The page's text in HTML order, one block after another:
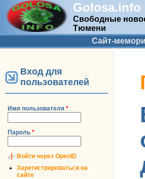
Golosa.info
Свободные
Тюмени
Дополнительное меню
Сайт-
Вход для
пользователей
Имя пользователя *
Пароль *
Войти через OpenID
Зарегистрироваться на
сайте